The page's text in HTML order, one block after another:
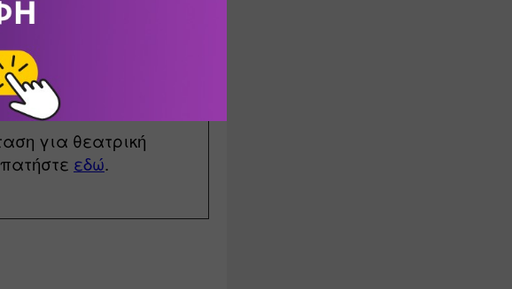
αφορμή το βιβλίο από
για θεατρική
εδώ.